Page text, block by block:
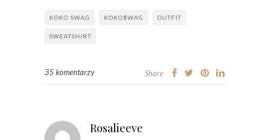
KOKO SWAG KOKO$WAG OUTFIT
SWEATSHIRT
35 komentarzy Share
Rosalieeve